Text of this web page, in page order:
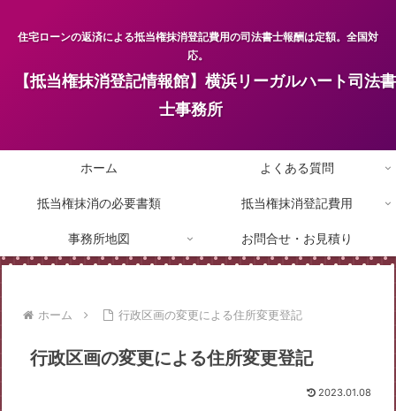
住宅ローンの返済による抵当権抹消登記費用の司法書士報酬は定額。全国対
応。
【抵当権抹消登記情報館】横浜リーガルハート司法書
士事務所
ホーム よくある質問
抵当権抹消の必要書類 抵当権抹消登記費用
事務所地図 お問合せ・お見積り
ホーム 行政区画の変更による住所変更登記
行政区画の変更による住所変更登記
2023.01.08